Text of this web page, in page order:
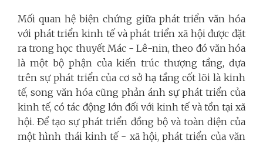
Mối quan hệ biện chứng giữa phát triển văn hóa
với phát triển kinh tế và phát triển xã hội được đặt
ra trong học thuyết Mác - Lê-nin, theo đó văn hóa
là một bộ phận của kiến trúc thượng tầng, dựa
trên sự phát triển của cơ sở hạ tầng cốt lõi là kinh
tế, song văn hóa cũng phản ánh sự phát triển của
kinh tế, có tác động lớn đối với kinh tế và tồn tại xã
hội. Để tạo sự phát triển đồng bộ và toàn diện của
một hình thái kinh tế - xã hội, phát triển của văn